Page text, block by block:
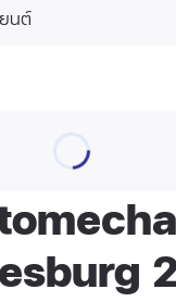
นต์